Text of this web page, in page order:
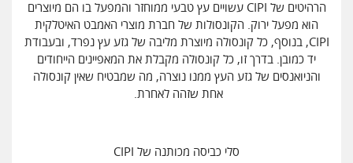
הרהיטים של CIPI עשויים עץ טבעי ממוחזר והמפעל בו הם מיוצרים
הוא מפעל ירוק. הקונסולות של חברת מוצרי האמבט האיטלקית
CIPI, בנוסף, כל קונסולה מיוצרת מליבה של גזע עץ נפרד, ובעבודת
יד כמובן. בדרך זו, כל קונסולה מקבלת את המאפיינים הייחודים
והניואנסים של גזע העץ ממנו נוצרה, מה שמבטיח שאין קונסולה
אחת שזהה לאחרת.
סלי כביסה מכותנה של CIPI